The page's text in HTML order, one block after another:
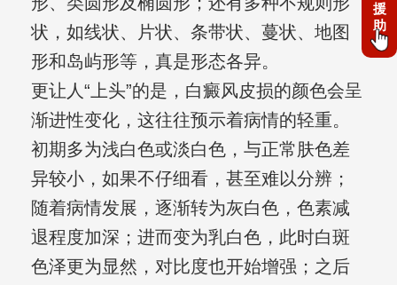
状，如线状、片状、条带状、蔓状、地图
形和岛屿形等，真是形态各异。
更让人“上头”的是，白癜风皮损的颜色会呈
渐进性变化，这往往预示着病情的轻重。
初期多为浅白色或淡白色，与正常肤色差
异较小，如果不仔细看，甚至难以分辨；
随着病情发展，逐渐转为灰白色，色素减
退程度加深；进而变为乳白色，此时白斑
色泽更为显然，对比度也开始增强；之后
援
助